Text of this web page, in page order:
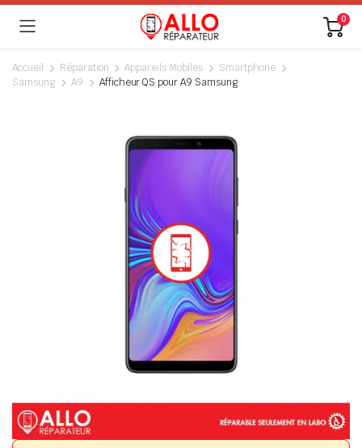
0
Accueil Réparation Appareils Mobiles
Smartphone
Samsung
A9 Afficheur QS pour A9 Samsung